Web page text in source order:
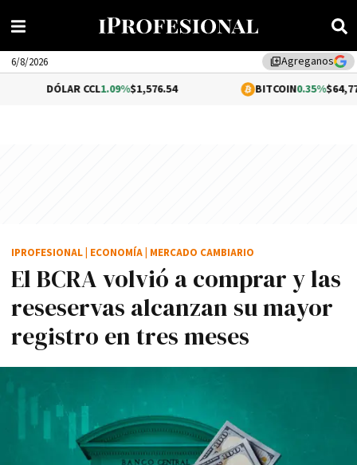
library_addAgreganos
6/8/2026
1.09%$1,576.54 0.35%$64,771.90
El BCRA volvió a comprar y las
reseservas alcanzan su mayor
registro en tres meses
IPROFESIONAL ECONOMÍA MERCADO CAMBIARIO